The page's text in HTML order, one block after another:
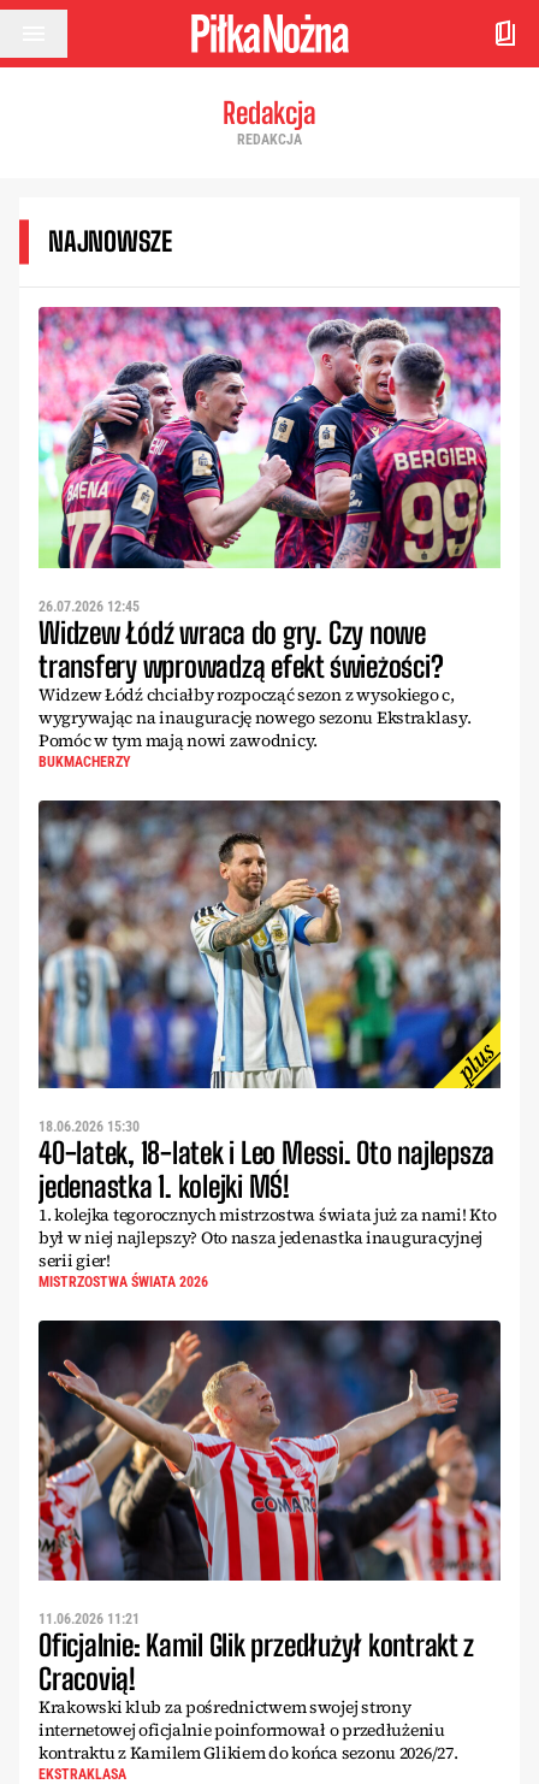
Przejdź do treści
Redakcja
REDAKCJA
NAJNOWSZE
26.07.2026 12:45
Widzew Łódź wraca do gry. Czy nowe
transfery wprowadzą efekt świeżości?
Widzew Łódź chciałby rozpocząć sezon z wysokiego c,
wygrywając na inaugurację nowego sezonu Ekstraklasy.
Pomóc w tym mają nowi zawodnicy.
BUKMACHERZY
18.06.2026 15:30
40-latek, 18-latek i Leo Messi. Oto najlepsza
jedenastka 1. kolejki MŚ!
1. kolejka tegorocznych mistrzostwa świata już za nami! Kto
był w niej najlepszy? Oto nasza jedenastka inauguracyjnej
serii gier!
MISTRZOSTWA ŚWIATA 2026
11.06.2026 11:21
Oficjalnie: Kamil Glik przedłużył kontrakt z
Cracovią!
Krakowski klub za pośrednictwem swojej strony
internetowej oficjalnie poinformował o przedłużeniu
kontraktu z Kamilem Glikiem do końca sezonu 2026/27.
EKSTRAKLASA